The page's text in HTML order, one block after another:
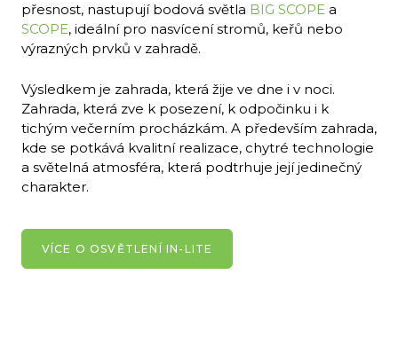
přesnost, nastupují bodová světla BIG SCOPE a
SCOPE, ideální pro nasvícení stromů, keřů nebo
výrazných prvků v zahradě.
Výsledkem je zahrada, která žije ve dne i v noci.
Zahrada, která zve k posezení, k odpočinku i k
tichým večerním procházkám. A především zahrada,
kde se potkává kvalitní realizace, chytré technologie
a světelná atmosféra, která podtrhuje její jedinečný
charakter.
VÍCE O OSVĚTLENÍ IN-LITE